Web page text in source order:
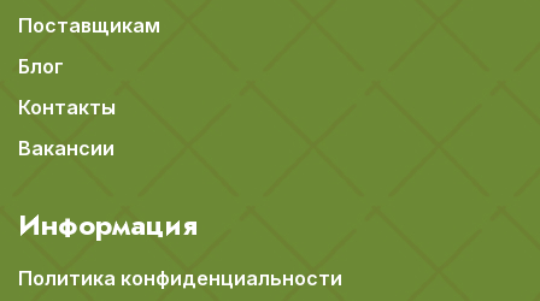
Поставщикам
Блог
Контакты
Вакансии
Информация
Политика конфиденциальности